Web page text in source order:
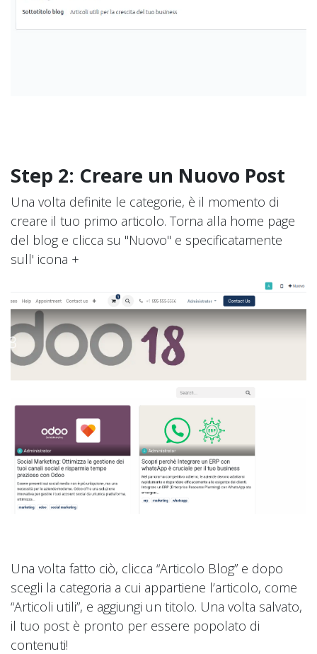
Step 2: Creare un Nuovo Post
Una volta definite le categorie, è il momento di
creare il tuo primo articolo. Torna alla home page
del blog e clicca su "Nuovo" e specificatamente
sull' icona +
Una volta fatto ciò, clicca “Articolo Blog” e dopo
scegli la categoria a cui appartiene l’articolo, come
“Articoli utili”, e aggiungi un titolo. Una volta salvato,
il tuo post è pronto per essere popolato di
contenuti!